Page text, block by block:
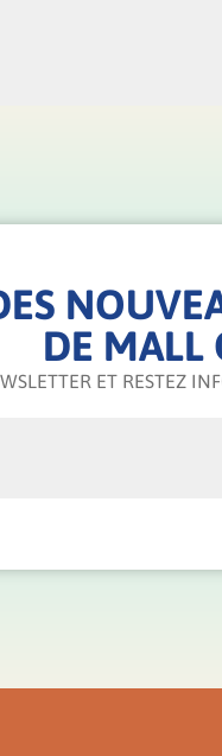
DE MALL
ET RESTEZ